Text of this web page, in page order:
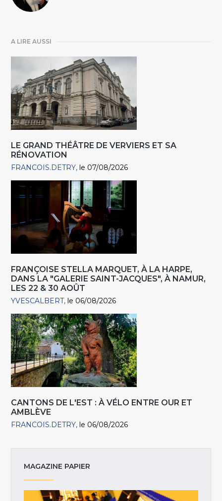
A LIRE AUSSI
LE GRAND THÉÂTRE DE VERVIERS ET SA
RÉNOVATION
FRANCOIS.DETRY le 07/08/2026
FRANÇOISE STELLA MARQUET, À LA HARPE,
DANS LA "GALERIE SAINT-JACQUES", À NAMUR,
LES 22 & 30 AOÛT
YVESCALBERT le 06/08/2026
CANTONS DE L'EST : À VÉLO ENTRE OUR ET
AMBLÈVE
FRANCOIS.DETRY le 06/08/2026
MAGAZINE PAPIER